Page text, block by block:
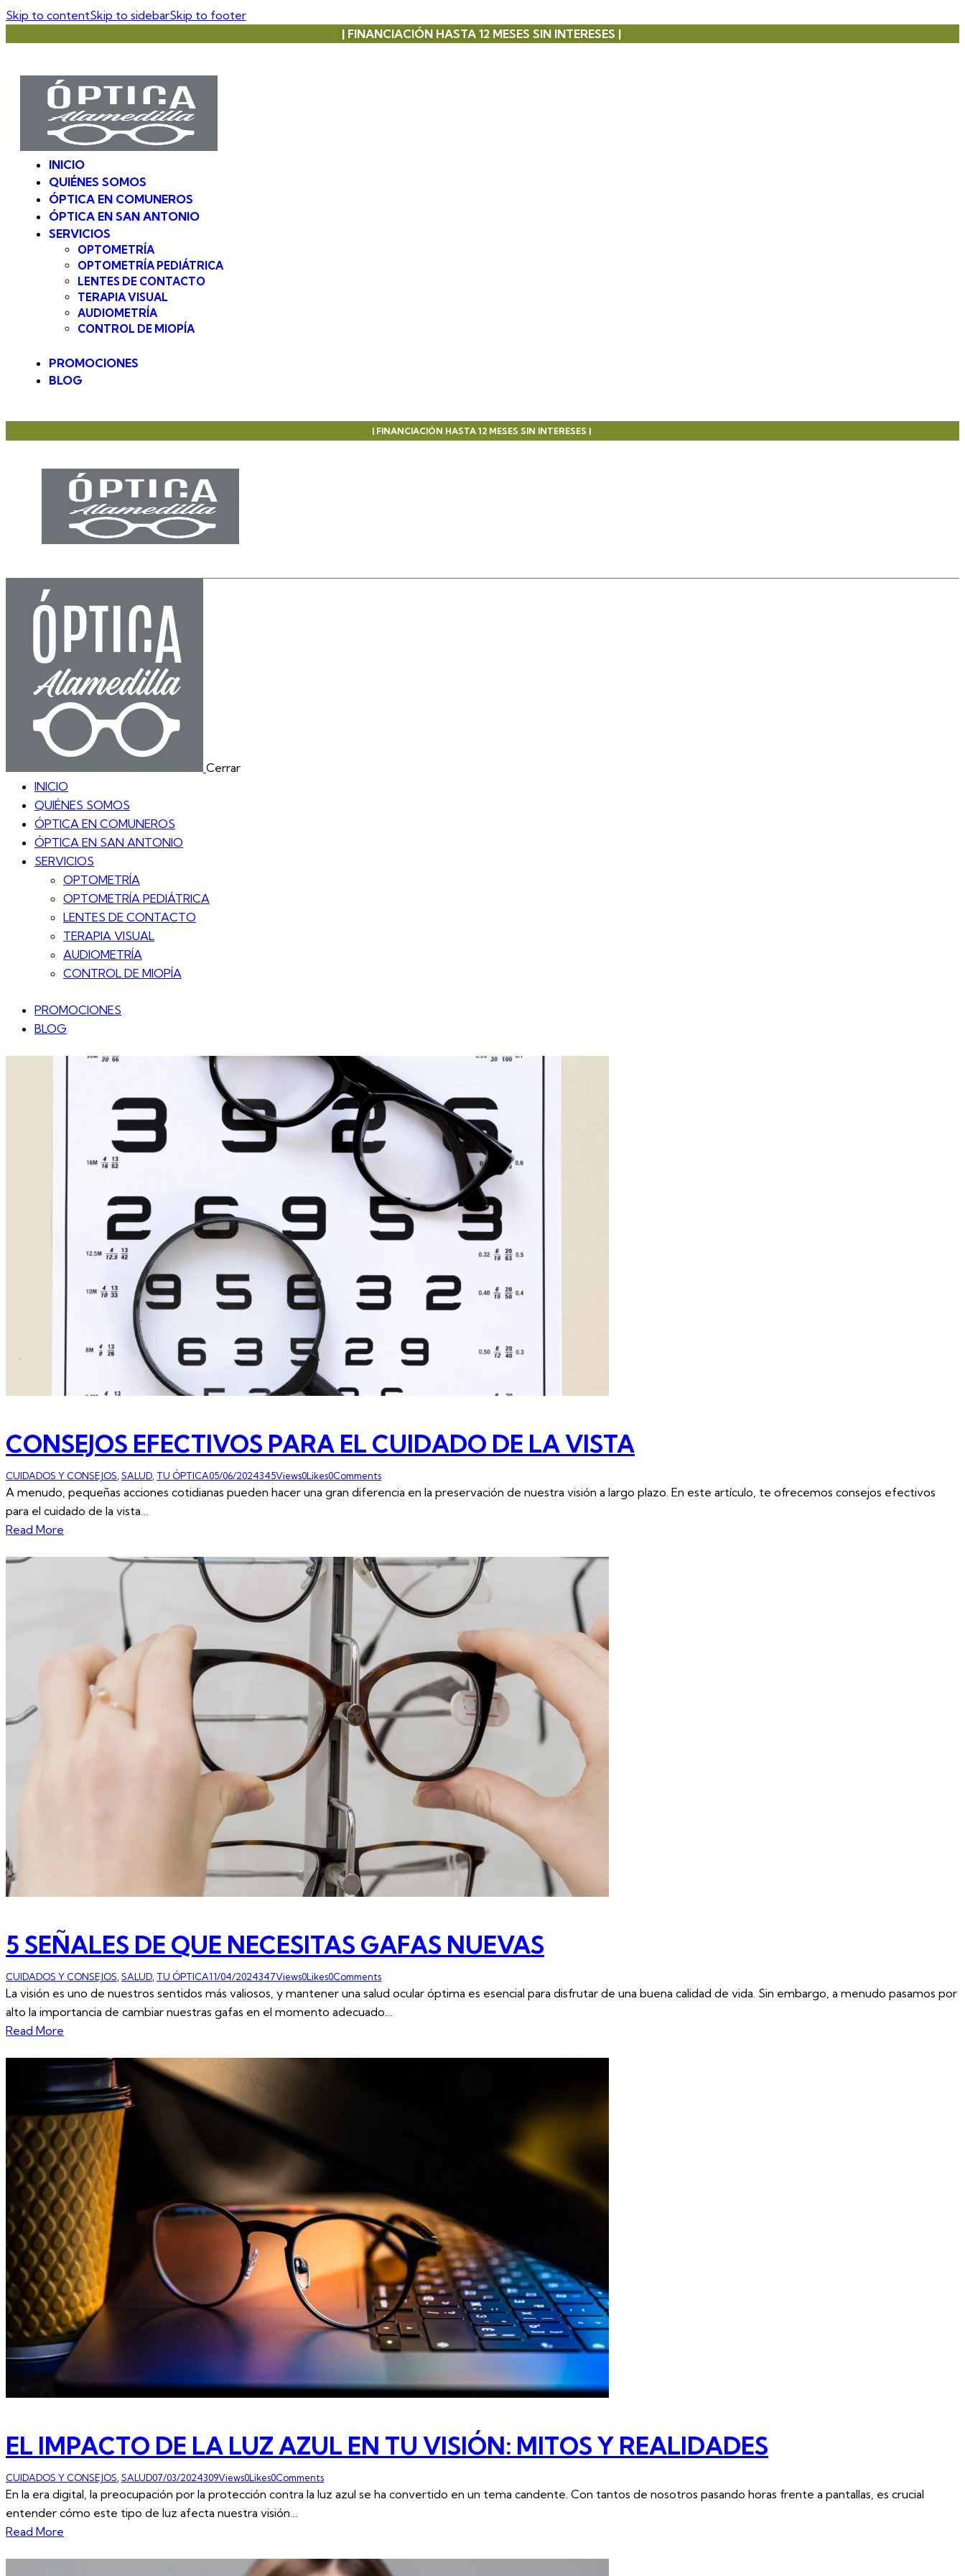
Skip to contentSkip to sidebarSkip to footer
| FINANCIACIÓN HASTA 12 MESES SIN INTERESES |
INICIO
QUIÉNES SOMOS
ÓPTICA EN COMUNEROS
ÓPTICA EN SAN ANTONIO
SERVICIOS
OPTOMETRÍA
OPTOMETRÍA PEDIÁTRICA
LENTES DE CONTACTO
TERAPIA VISUAL
AUDIOMETRÍA
CONTROL DE MIOPÍA
PROMOCIONES
BLOG
| FINANCIACIÓN HASTA 12 MESES SIN INTERESES |
Cerrar
INICIO
QUIÉNES SOMOS
ÓPTICA EN COMUNEROS
ÓPTICA EN SAN ANTONIO
SERVICIOS
OPTOMETRÍA
OPTOMETRÍA PEDIÁTRICA
LENTES DE CONTACTO
TERAPIA VISUAL
AUDIOMETRÍA
CONTROL DE MIOPÍA
PROMOCIONES
BLOG
CONSEJOS EFECTIVOS PARA EL CUIDADO DE LA VISTA
CUIDADOS Y CONSEJOS SALUD TU ÓPTICA05/06/2024345Views0Likes0Comments
A menudo, pequeñas acciones cotidianas pueden hacer una gran diferencia en la preservación de nuestra visión a largo plazo. En este artículo, te ofrecemos consejos efectivos
para el cuidado de la vista…
Read More
5 SEÑALES DE QUE NECESITAS GAFAS NUEVAS
CUIDADOS Y CONSEJOS SALUD TU ÓPTICA11/04/2024347Views0Likes0Comments
La visión es uno de nuestros sentidos más valiosos, y mantener una salud ocular óptima es esencial para disfrutar de una buena calidad de vida. Sin embargo, a menudo pasamos por
alto la importancia de cambiar nuestras gafas en el momento adecuado…
Read More
EL IMPACTO DE LA LUZ AZUL EN TU VISIÓN: MITOS Y REALIDADES
CUIDADOS Y CONSEJOS SALUD07/03/2024309Views0Likes0Comments
En la era digital, la preocupación por la protección contra la luz azul se ha convertido en un tema candente. Con tantos de nosotros pasando horas frente a pantallas, es crucial
entender cómo este tipo de luz afecta nuestra visión…
Read More